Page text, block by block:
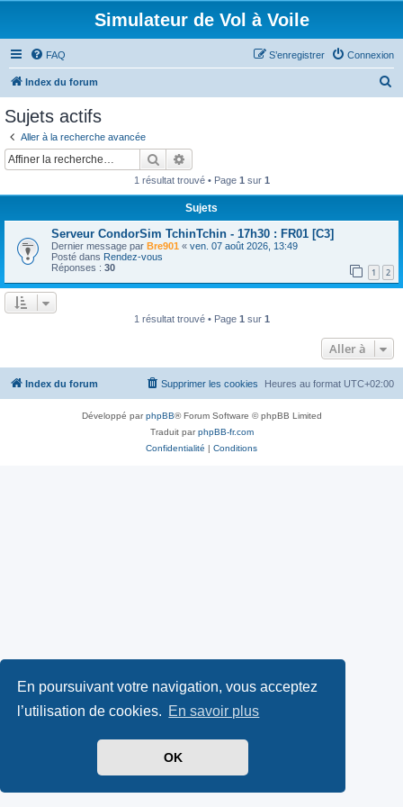
En poursuivant votre navigation, vous acceptez
l’utilisation de cookies. En savoir plus
OK
Simulateur de Vol à Voile
FAQ Connexion
S’enregistrer
Index du forum
Sujets actifs
Aller à la recherche avancée
Rechercher
1 résultat trouvé • Page 1 sur 1
Sujets
Serveur CondorSim TchinTchin - 17h30 : FR01 [C3]
Dernier message par Bre901 « ven. 07 août 2026, 13:49
Posté dans Rendez-vous
Réponses : 30 1 2
1 résultat trouvé • Page 1 sur 1
Aller à
Index du forum Heures au format UTC+02:00
Supprimer les cookies
Développé parphpBB® Forum Software © phpBB Limited
Traduit parphpBB-fr.com
Confidentialité | Conditions